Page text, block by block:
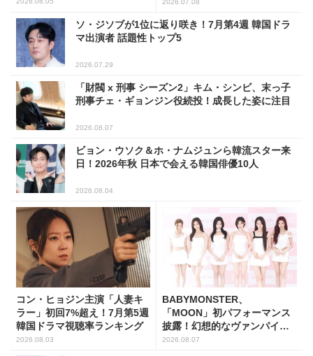
ソ・ジソブが1位に返り咲き！7月第4週 韓国ドラ
マ出演者 話題性トップ5
2026.07.29
「財閥 x 刑事 シーズン2」キム・シンビ、末っ子
刑事チェ・ギョンジン役続投！成長した姿に注目
2026.08.07
ビョン・ウソク＆ホ・ナムジュンら韓流スター来
日！2026年秋 日本で会える韓国俳優10人
2026.08.04
コン・ヒョジン主演「人妻キ
ラー」初回7%超え！7月第5週
韓国ドラマ視聴率ランキング
2026.08.03
BABYMONSTER、
「MOON」初パフォーマンス
披露！幻想的なヴァンパイア
の世界観を表現
2026.08.07